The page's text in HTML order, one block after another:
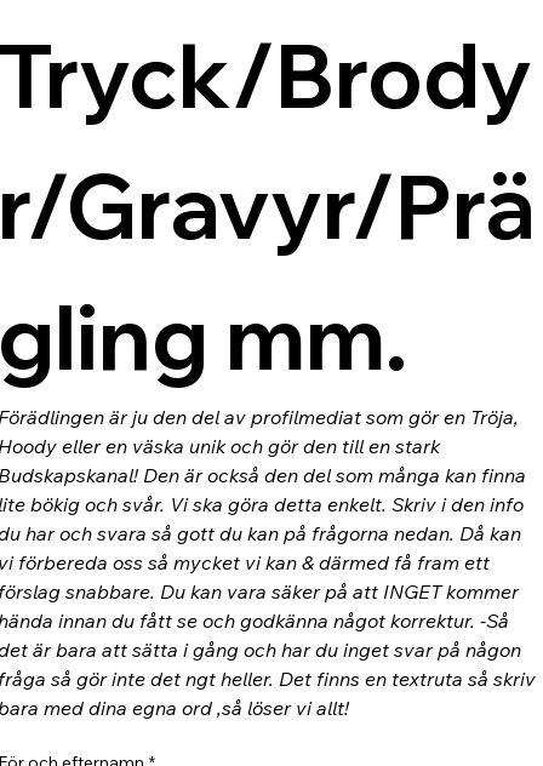
Brody
Gravyr/Prä
mm.
är ju den del av profilmediat som gör en Tröja,
eller en väska unik och gör den till en stark
Den är också den del som många kan finna
bökig och svår. Vi ska göra detta enkelt. Skriv i den info
har och svara så gott du kan på frågorna nedan. Då kan
förbereda oss så mycket vi kan & därmed få fram ett
snabbare. Du kan vara säker på att INGET kommer
innan du fått se och godkänna något korrektur. -Så
är bara att sätta i gång och har du inget svar på någon
så gör inte det ngt heller. Det finns en textruta så skriv
med dina egna ord ,så löser vi allt!